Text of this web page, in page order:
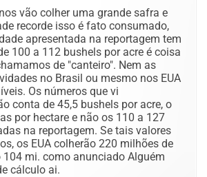
vão colher uma grande safra e
recorde isso é fato consumado,
apresentada na reportagem tem
100 a 112 bushels por acre é coisa
de "canteiro". Nem as
no Brasil ou mesmo nos EUA
Os números que vi
conta de 45,5 bushels por acre, o
por hectare e não os 110 a 127
na reportagem. Se tais valores
os EUA colherão 220 milhões de
104 mi. como anunciado Alguém
cálculo ai.